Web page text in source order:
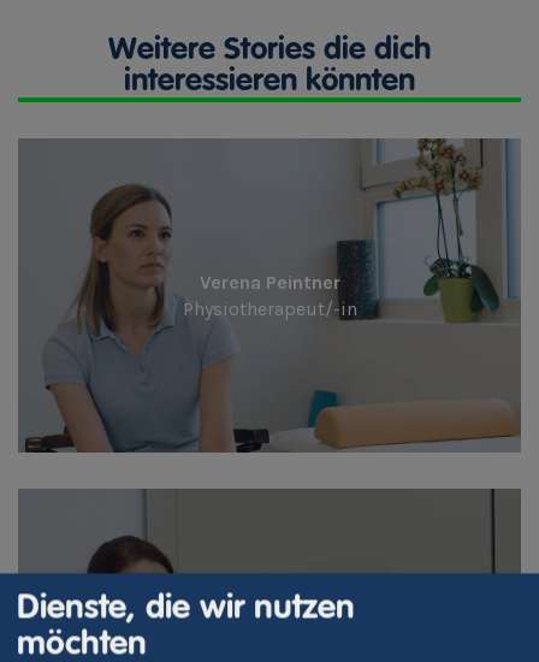
Weitere Stories die dich
interessieren könnten
Verena Peintner
Physiotherapeut/-in
Dienste, die wir nutzen
möchten